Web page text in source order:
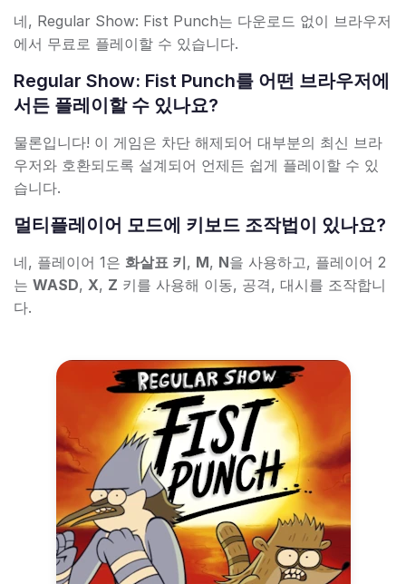
네, Regular Show: Fist Punch는 다운로드 없이 브라우저
에서 무료로 플레이할 수 있습니다.
Regular Show: Fist Punch를 어떤 브라우저에
서든 플레이할 수 있나요?
물론입니다! 이 게임은 차단 해제되어 대부분의 최신 브라
우저와 호환되도록 설계되어 언제든 쉽게 플레이할 수 있
습니다.
멀티플레이어 모드에 키보드 조작법이 있나요?
네, 플레이어 1은 화살표 키, M, N을 사용하고, 플레이어 2
는 WASD, X, Z 키를 사용해 이동, 공격, 대시를 조작합니
다.